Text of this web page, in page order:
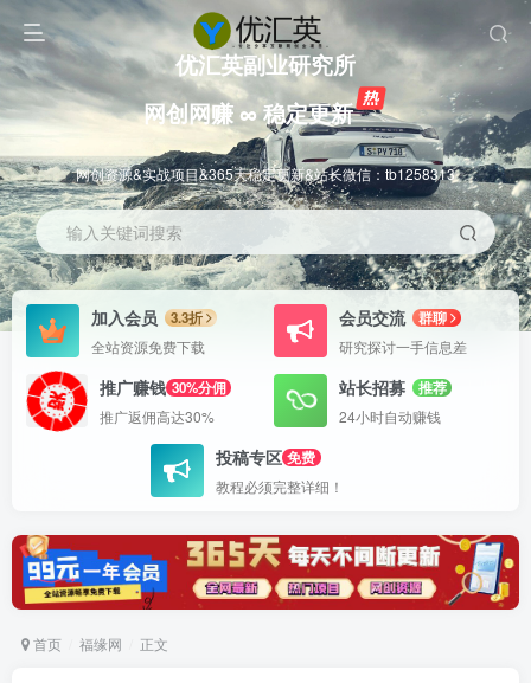
优汇英副业研究所
网创网赚 ∞ 稳定更新
网创资源&实战项目&365天稳定更新&站长微信：tb1258313
输入关键词搜索
加入会员
3.3折
全站资源免费下载
会员交流
群聊
研究探讨一手信息差
推广赚钱 30%分佣
推广返佣高达30%
站长招募
推荐
24小时自动赚钱
投稿专区 免费
教程必须完整详细！
首页 福缘网 正文